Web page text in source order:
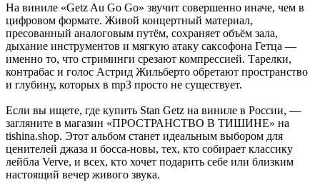
На виниле «Getz Au Go Go» звучит совершенно иначе, чем в
цифровом формате. Живой концертный материал,
пресованный аналоговым путём, сохраняет объём зала,
дыхание инструментов и мягкую атаку саксофона Гетца —
именно то, что стриминги срезают компрессией. Тарелки,
контрабас и голос Астрид Жильберто обретают пространство
и глубину, которых в mp3 просто не существует.
Если вы ищете, где купить Stan Getz на виниле в России, —
загляните в магазин «ПРОСТРАНСТВО В ТИШИНЕ» на
tishina.shop. Этот альбом станет идеальным выбором для
ценителей джаза и босса-новы, тех, кто собирает классику
лейбла Verve, и всех, кто хочет подарить себе или близким
настоящий вечер живого звука.